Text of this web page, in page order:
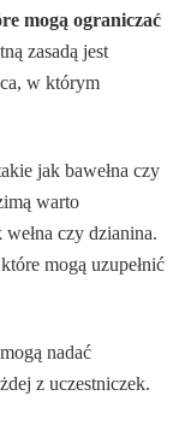
mogą ograniczać
zasadą jest
w którym
jak bawełna czy
warto
czy dzianina.
mogą uzupełnić
nadać
z uczestniczek.